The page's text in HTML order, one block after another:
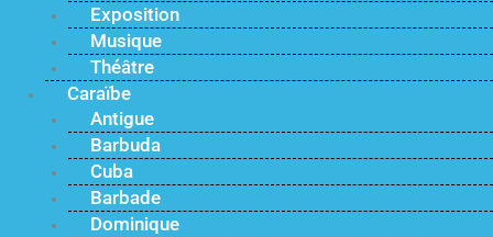
Exposition
Musique
Théâtre
Caraïbe
Antigue
Barbuda
Cuba
Barbade
Dominique